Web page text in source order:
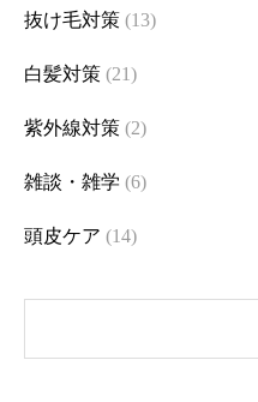
抜け毛対策 (13)
白髪対策 (21)
紫外線対策 (2)
雑談・雑学 (6)
頭皮ケア (14)